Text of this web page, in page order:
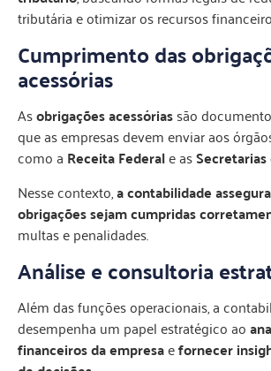
tributária e otimizar os recursos
Cumprimento das
acessórias
Asobrigações acessóriassão
que as empresas devem enviar aos
como a Receita Federale asSecretarias
Nesse contexto,a contabilidade
obrigações sejam cumpridas
multas e penalidades.
Análise e consultoria
Além das funções operacionais, a
desempenha um papel estratégico ao
financeiros da empresaefornecer